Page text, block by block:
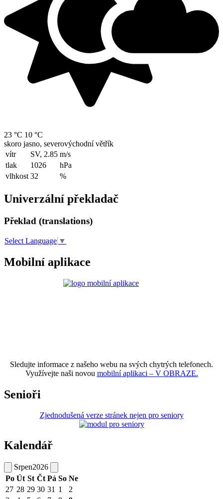
23 °C 10 °C
skoro jasno, severovýchodní větřík
vítr
SV, 2.85 m/s
tlak
1026
hPa
vlhkost 32 %
Univerzální překladač
Překlad (translations)
Select Language ▼
Mobilní aplikace
Sledujte informace z našeho webu na svých chytrých telefonech.
Využívejte naši novou mobilní aplikaci – V OBRAZE.
Senioři
Zjednodušená verze stránek nejen pro seniory
Kalendář
Srpen2026
Po Út St Čt Pá So Ne
27 28 29 30 31 1
2